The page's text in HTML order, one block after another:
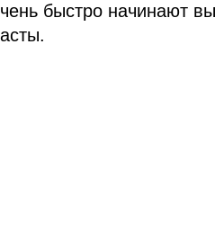
быстро начинают